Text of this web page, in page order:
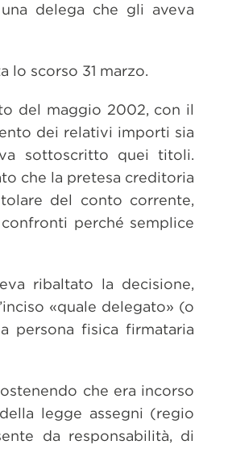
delega che gli aveva
lo scorso 31 marzo.
del maggio 2002, con il
dei relativi importi sia
sottoscritto quei titoli.
che la pretesa creditoria
del conto corrente,
perché semplice
ribaltato la decisione,
«quale delegato» (o
persona fisica firmataria
che era incorso
legge assegni (regio
da responsabilità, di